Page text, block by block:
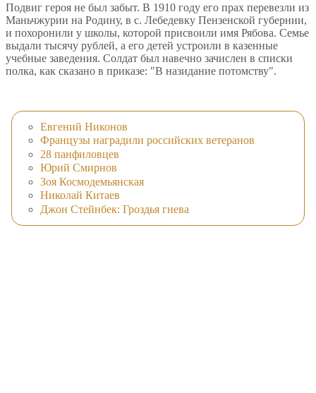
Подвиг героя не был забыт. В 1910 году его прах перевезли из
Маньчжурии на Родину, в с. Лебедевку Пензенской губернии,
и похоронили у школы, которой присвоили имя Рябова. Семье
выдали тысячу рублей, а его детей устроили в казенные
учебные заведения. Солдат был навечно зачислен в списки
полка, как сказано в приказе: "В назидание потомству".
Евгений Никонов
Французы наградили российских ветеранов
28 панфиловцев
Юрий Смирнов
Зоя Космодемьянская
Николай Китаев
Джон Стейнбек: Гроздья гнева